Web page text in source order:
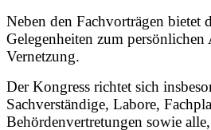
Neben den Fachvorträgen bietet
Gelegenheiten zum persönlichen
Vernetzung.
Der Kongress richtet sich
Sachverständige, Labore,
Behördenvertretungen sowie